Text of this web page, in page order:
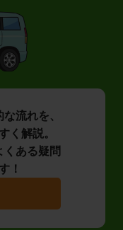
流れを、
く解説。
くある疑問
！